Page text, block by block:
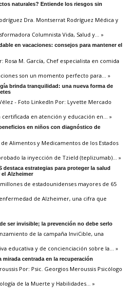
naturales? Entiende los riesgos sin
Dra. Montserrat Rodríguez Médica y
Columnista Vida, Salud y … »
en vacaciones: consejos para mantener el
Rosa M. García, Chef especialista en comida
son un momento perfecto para … »
brinda tranquilidad: una nueva forma de
- Foto LinkedIn Por: Lyvette Mercado
certificada en atención y educación en … »
en niños con diagnóstico de
Alimentos y Medicamentos de los Estados
la inyección de Tzield (teplizumab) … »
destaca estrategias para proteger la salud
el Alzheimer
de estadounidenses mayores de 65
de Alzheimer, una cifra que
ser invisible; la prevención no debe serlo
de la campaña InviCible, una
educativa y de concienciación sobre la … »
mirada centrada en la recuperación
Por: Psic. Georgios Meroussis Psicólogo
de la Muerte y Habilidades … »